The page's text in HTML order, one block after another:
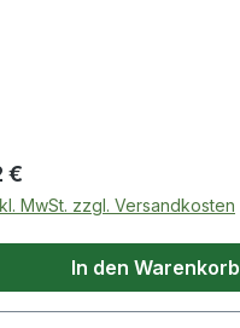
Preis:
€
MwSt. zzgl. Versandkosten
In den Warenkorb